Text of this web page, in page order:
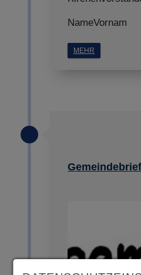
NameVornam
MEHR